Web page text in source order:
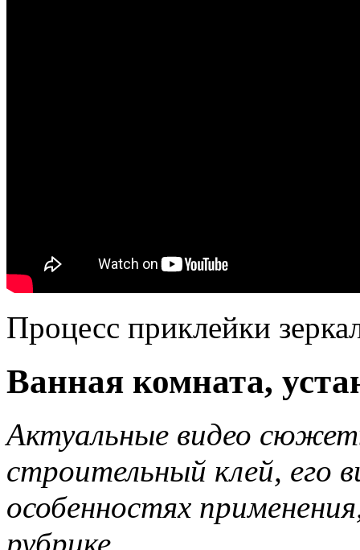
Процесс приклейки
Ванная комната,
Актуальные видео
строительный клей, его
особенностях